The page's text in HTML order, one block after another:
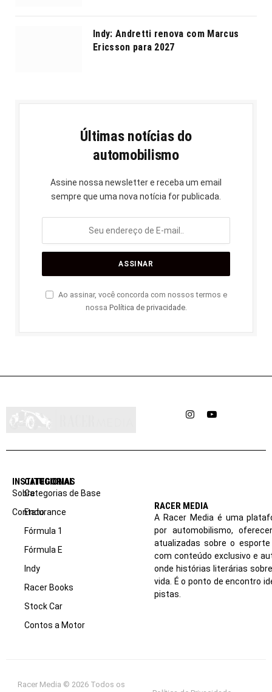
Indy: Andretti renova com Marcus
Ericsson para 2027
Últimas notícias do
automobilismo
Assine nossa newsletter e receba um email
sempre que uma nova notícia for publicada.
Ao assinar, você concorda com nossos termos e
nossa Política de privacidade.
InstagramYouTube
INSTITUCIONAL
Sobre
Contato
CATEGORIAS
Categorias de Base
Endurance
Fórmula 1
Fórmula E
Indy
Racer Books
Stock Car
Contos a Motor
RACER MEDIA
A Racer Media é uma
por automobilismo,
atualizadas sobre o
com conteúdo exclusivo e
onde histórias literárias
vida. É o ponto de encontro
pistas.
Racer Media © 2026 Todos os